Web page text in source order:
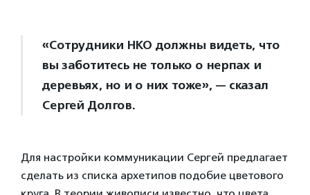
«Сотрудники НКО должны видеть, что
вы заботитесь не только о нерпах и
деревьях, но и о них тоже», — сказал
Сергей Долгов.
Для настройки коммуникации Сергей предлагает
сделать из списка архетипов подобие цветового